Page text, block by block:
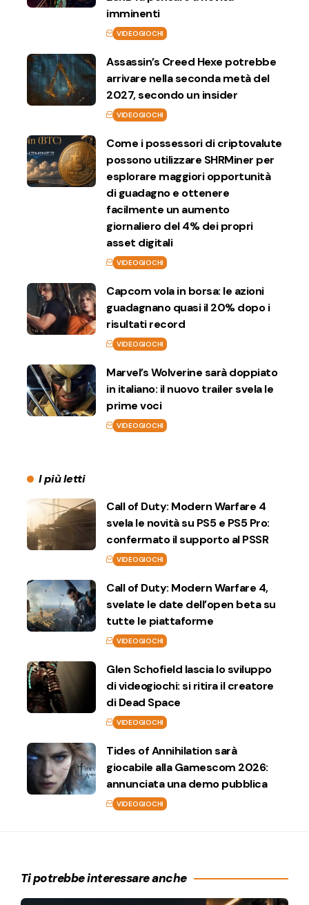
imminenti
VIDEOGIOCHI
Assassin’s Creed Hexe potrebbe
arrivare nella seconda metà del
2027, secondo un insider
VIDEOGIOCHI
Come i possessori di criptovalute
possono utilizzare SHRMiner per
esplorare maggiori opportunità
di guadagno e ottenere
facilmente un aumento
giornaliero del 4% dei propri
asset digitali
VIDEOGIOCHI
Capcom vola in borsa: le azioni
guadagnano quasi il 20% dopo i
risultati record
VIDEOGIOCHI
Marvel’s Wolverine sarà doppiato
in italiano: il nuovo trailer svela le
prime voci
VIDEOGIOCHI
I più letti
Call of Duty: Modern Warfare 4
svela le novità su PS5 e PS5 Pro:
confermato il supporto al PSSR
VIDEOGIOCHI
Call of Duty: Modern Warfare 4,
svelate le date dell’open beta su
tutte le piattaforme
VIDEOGIOCHI
Glen Schofield lascia lo sviluppo
di videogiochi: si ritira il creatore
di Dead Space
VIDEOGIOCHI
Tides of Annihilation sarà
giocabile alla Gamescom 2026:
annunciata una demo pubblica
VIDEOGIOCHI
Ti potrebbe interessare anche